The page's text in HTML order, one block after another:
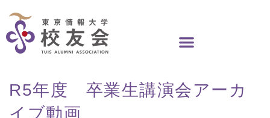
content
R5年度 卒業生講演会アーカ
イブ動画